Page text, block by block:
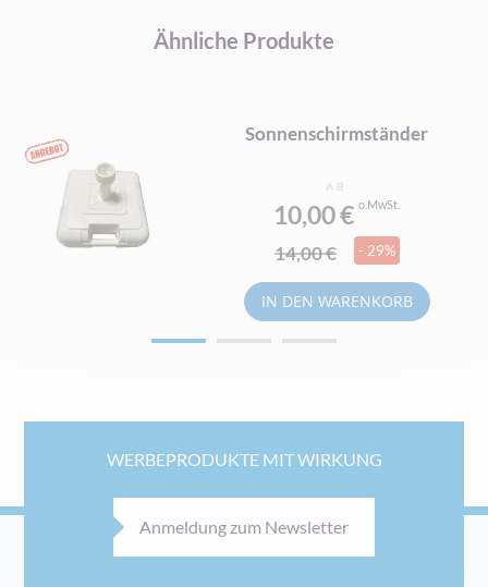
Ähnliche Produkte
Sonnenschirmständer
AB
10,00 €
14,00 € - 29%
IN DEN WARENKORB
WERBEPRODUKTE MIT WIRKUNG
Anmeldung zum Newsletter